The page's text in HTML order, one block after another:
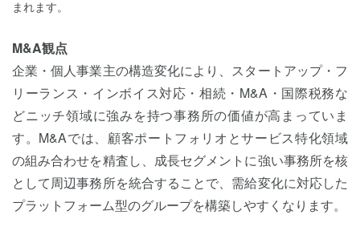
まれます。
M&A観点
企業・個人事業主の構造変化により、スタートアップ・フ
リーランス・インボイス対応・相続・M&A・国際税務な
どニッチ領域に強みを持つ事務所の価値が高まっていま
す。M&Aでは、顧客ポートフォリオとサービス特化領域
の組み合わせを精査し、成長セグメントに強い事務所を核
として周辺事務所を統合することで、需給変化に対応した
プラットフォーム型のグループを構築しやすくなります。